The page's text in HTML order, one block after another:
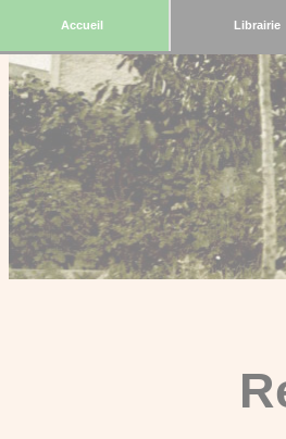
Accueil Librairie